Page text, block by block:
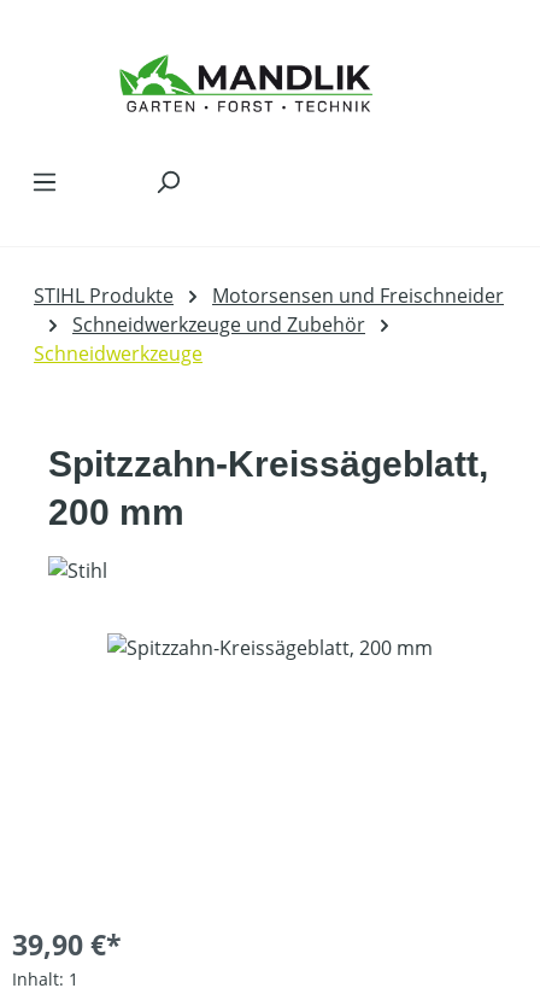
STIHL Produkte
Motorsensen und Freischneider
Schneidwerkzeuge und Zubehör
Schneidwerkzeuge
Spitzzahn-Kreissägeblatt,
200 mm
Bildergalerie überspringen
39,90 €*
Inhalt: 1